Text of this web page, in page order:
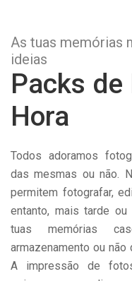
As tuas memórias
ideias
Packs de
Hora
Todos adoramos
das mesmas ou não.
permitem fotografar,
entanto, mais tarde
tuas memórias
armazenamento ou
A impressão de